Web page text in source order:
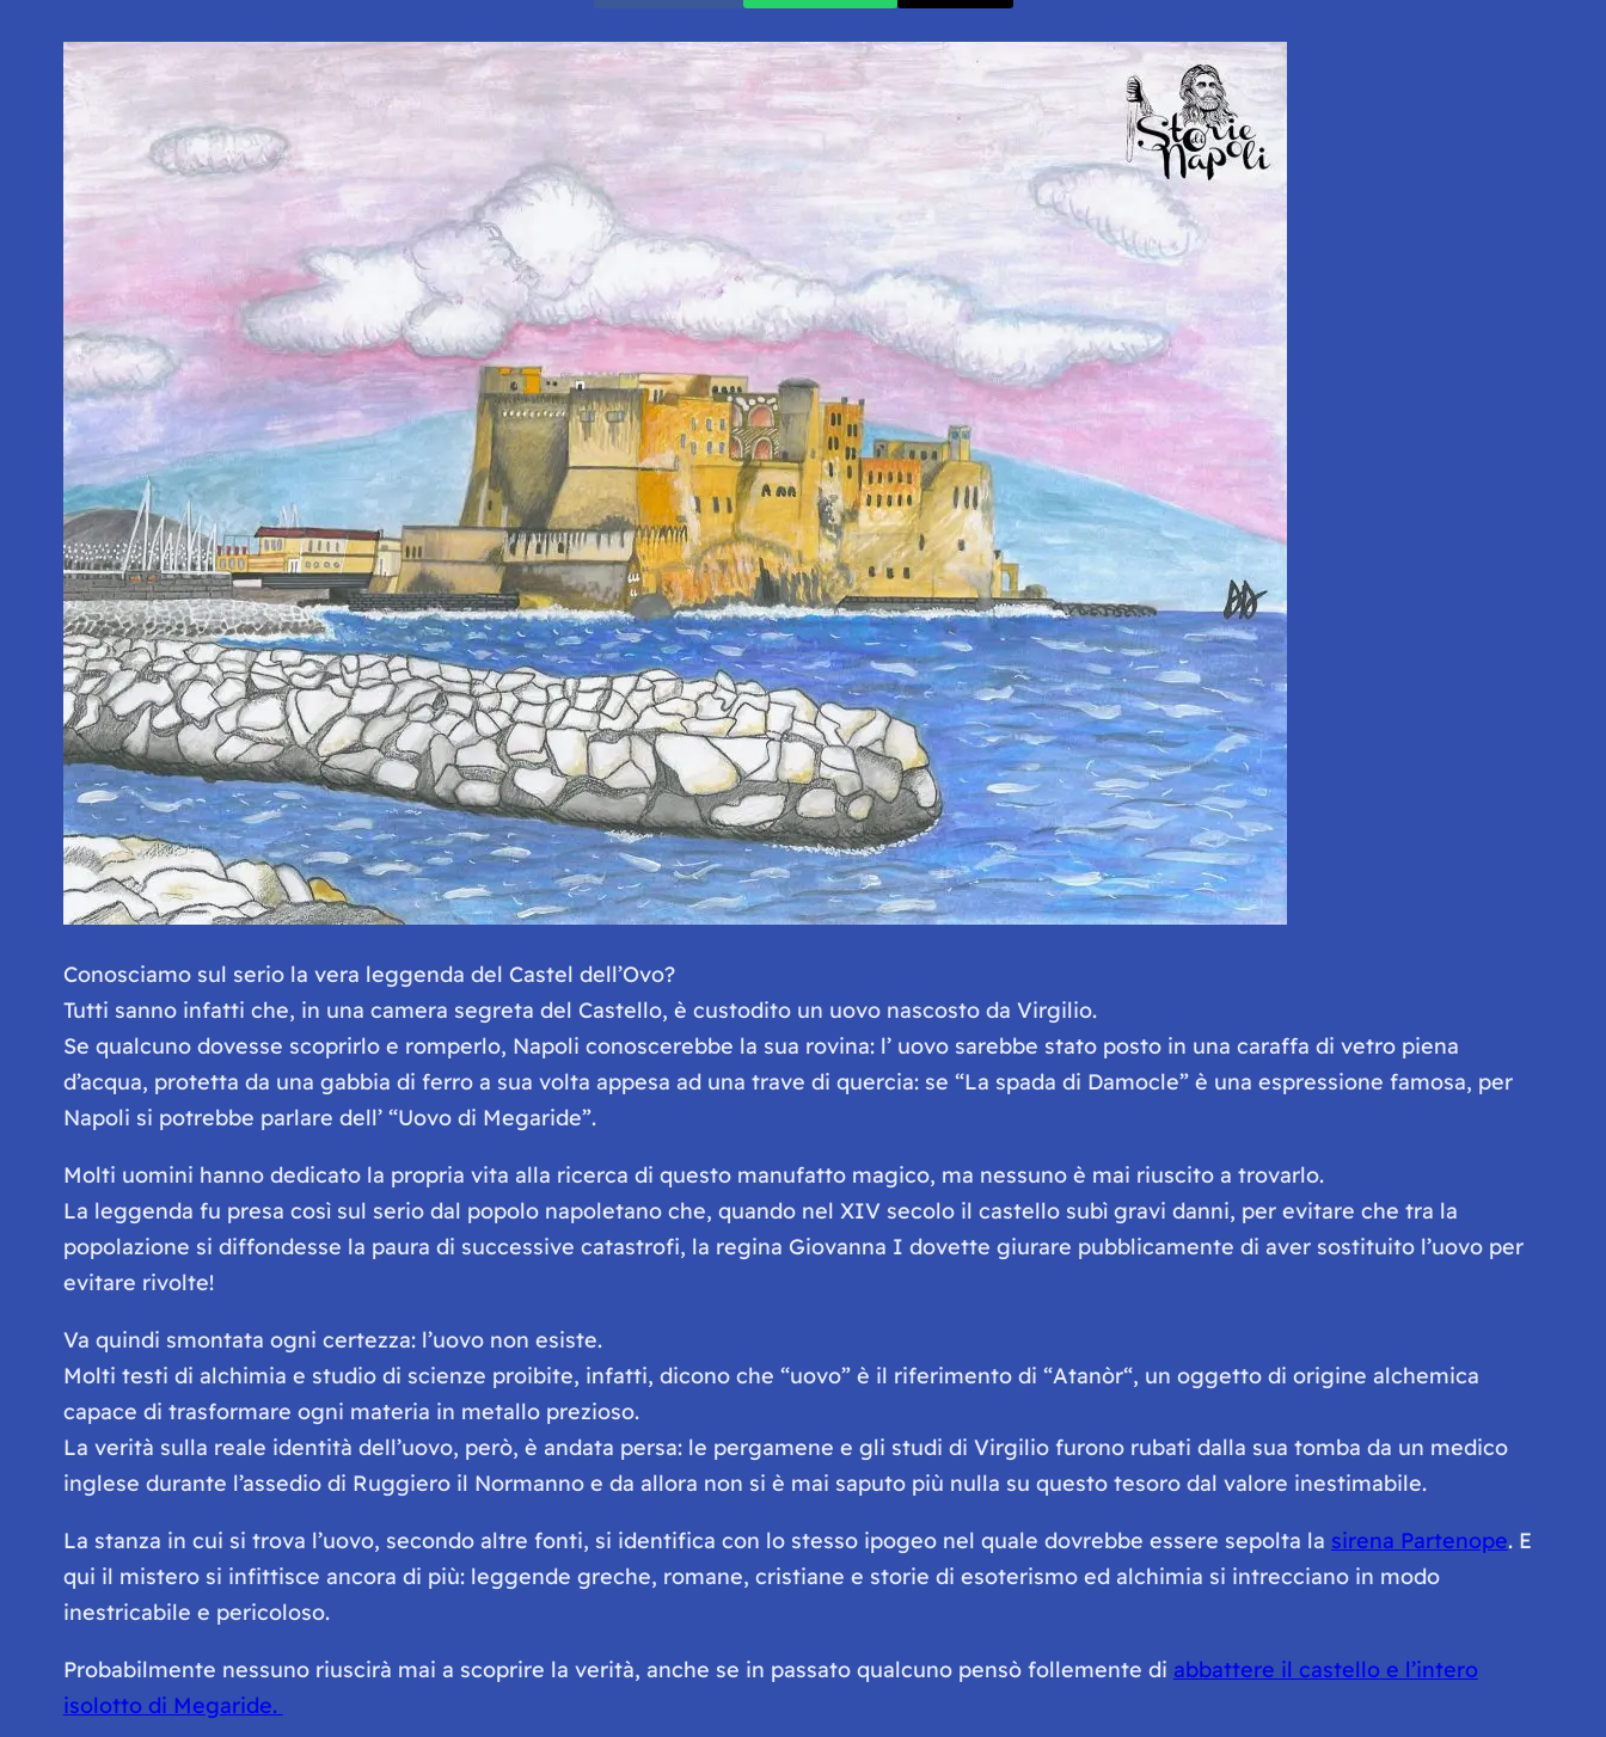
Conosciamo sul serio la vera leggenda del Castel dell’Ovo?
Tutti sanno infatti che, in una camera segreta del Castello, è custodito un uovo nascosto da Virgilio.
Se qualcuno dovesse scoprirlo e romperlo, Napoli conoscerebbe la sua rovina: l’ uovo sarebbe stato posto in una caraffa di vetro piena
d’acqua, protetta da una gabbia di ferro a sua volta appesa ad una trave di quercia: se “La spada di Damocle” è una espressione famosa, per
Napoli si potrebbe parlare dell’ “Uovo di Megaride”.
Molti uomini hanno dedicato la propria vita alla ricerca di questo manufatto magico, ma nessuno è mai riuscito a trovarlo.
La leggenda fu presa così sul serio dal popolo napoletano che, quando nel XIV secolo il castello subì gravi danni, per evitare che tra la
popolazione si diffondesse la paura di successive catastrofi, la regina Giovanna I dovette giurare pubblicamente di aver sostituito l’uovo per
evitare rivolte!
Va quindi smontata ogni certezza: l’uovo non esiste.
Molti testi di alchimia e studio di scienze proibite, infatti, dicono che “uovo” è il riferimento di “Atanòr“, un oggetto di origine alchemica
capace di trasformare ogni materia in metallo prezioso.
La verità sulla reale identità dell’uovo, però, è andata persa: le pergamene e gli studi di Virgilio furono rubati dalla sua tomba da un medico
inglese durante l’assedio di Ruggiero il Normanno e da allora non si è mai saputo più nulla su questo tesoro dal valore inestimabile.
La stanza in cui si trova l’uovo, secondo altre fonti, si identifica con lo stesso ipogeo nel quale dovrebbe essere sepolta la sirena Partenope. E
qui il mistero si infittisce ancora di più: leggende greche, romane, cristiane e storie di esoterismo ed alchimia si intrecciano in modo
inestricabile e pericoloso.
Probabilmente nessuno riuscirà mai a scoprire la verità, anche se in passato qualcuno pensò follemente di abbattere il castello e l’intero
isolotto di Megaride.